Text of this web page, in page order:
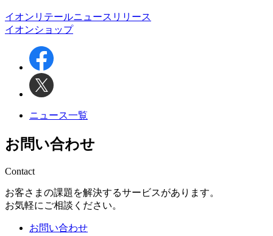
イオンリテールニュースリリース
イオンショップ
ニュース一覧
お問い合わせ
Contact
お客さまの課題を解決するサービスがあります。
お気軽にご相談ください。
お問い合わせ